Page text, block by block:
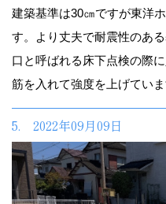
建築基準は30㎝ですが東洋
す。より丈夫で耐震性のあ
口と呼ばれる床下点検の際
筋を入れて強度を上げていま
5. 2022年09月09日